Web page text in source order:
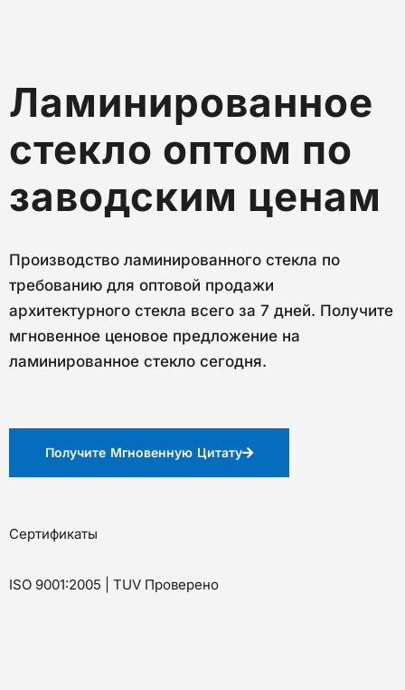
Ламинированное
стекло оптом по
заводским ценам
Производство ламинированного стекла по
требованию для оптовой продажи
архитектурного стекла всего за 7 дней. Получите
мгновенное ценовое предложение на
ламинированное стекло сегодня.
Получите Мгновенную Цитату
Сертификаты
ISO 9001:2005 | TUV Проверено